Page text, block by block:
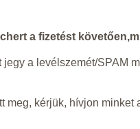
a fizetést
jegy a levélszemét/SPAM
meg, kérjük, hívjon minket